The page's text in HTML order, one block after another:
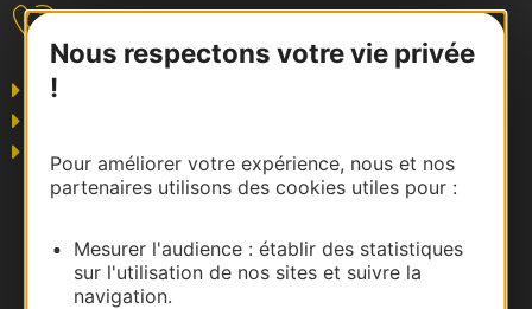
Nous respectons votre vie privée
!
Pour améliorer votre expérience, nous et nos
partenaires utilisons des cookies utiles pour :
Mesurer l'audience : établir des statistiques
sur l'utilisation de nos sites et suivre la
navigation.
Pros du tourisme